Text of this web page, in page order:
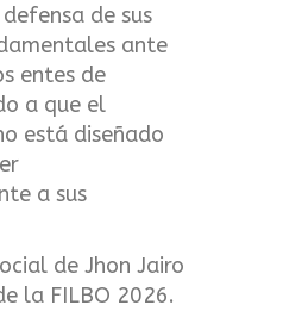
de sus
ante
entes de
a que el
está diseñado
a sus
de Jhon Jairo
la FILBO 2026.